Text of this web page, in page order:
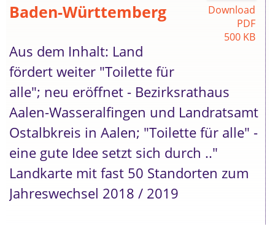
Download
PDF
500 KB
Baden-Württemberg
Aus dem Inhalt: Land
fördert weiter "Toilette für
alle"; neu eröffnet - Bezirksrathaus
Aalen-Wasseralfingen und Landratsamt
Ostalbkreis in Aalen; "Toilette für alle" -
eine gute Idee setzt sich durch .."
Landkarte mit fast 50 Standorten zum
Jahreswechsel 2018 / 2019